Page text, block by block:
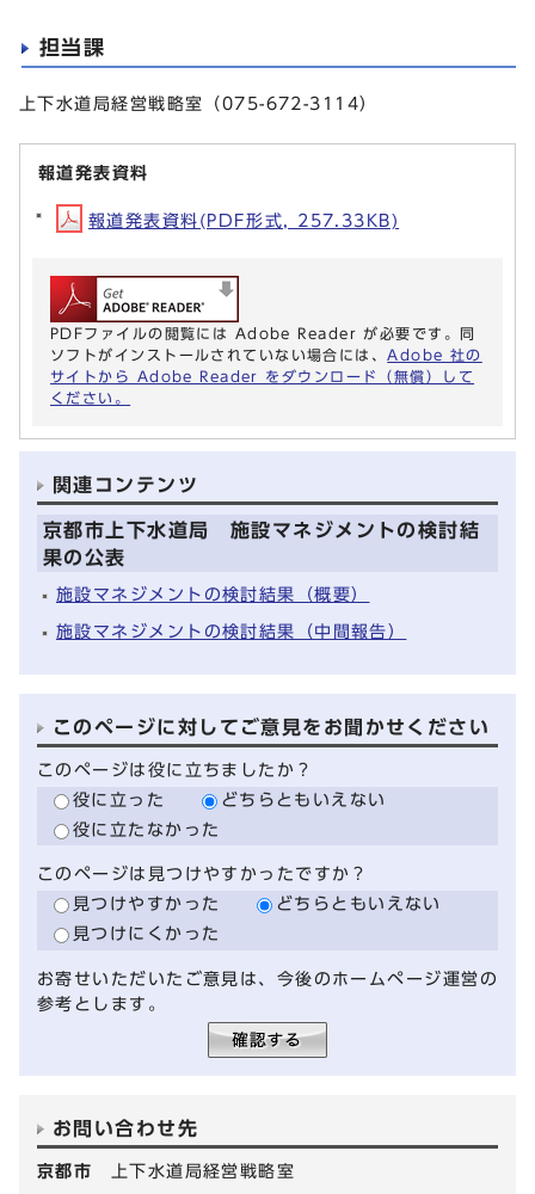
担当課
上下水道局経営戦略室（075-672-3114）
報道発表資料
報道発表資料(PDF形式, 257.33KB)
PDFファイルの閲覧には Adobe Reader が必要です。同
ソフトがインストールされていない場合には、 Adobe 社の
サイトから Adobe Reader をダウンロード（無償）して
ください。
関連コンテンツ
京都市上下水道局 施設マネジメントの検討結
果の公表
施設マネジメントの検討結果（概要）
施設マネジメントの検討結果（中間報告）
このページに対してご意見をお聞かせください
このページは役に立ちましたか？
役に立った
どちらともいえない
役に立たなかった
このページは見つけやすかったですか？
見つけやすかった
どちらともいえない
見つけにくかった
お寄せいただいたご意見は、今後のホームページ運営の
参考とします。
お問い合わせ先
京都市
上下水道局経営戦略室